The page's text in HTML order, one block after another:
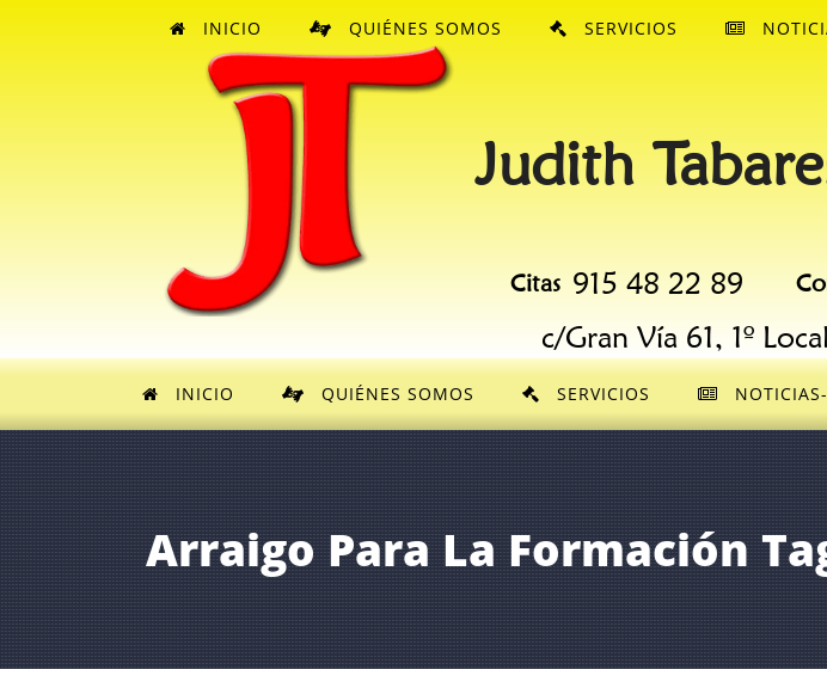
Judith
Citas 915 48 22 89
c/Gran Vía 61, 1º
INICIO QUIÉNES SOMOS SERVICIOS
INICIO QUIÉNES SOMOS SERVICIOS
Arraigo Para La Formación